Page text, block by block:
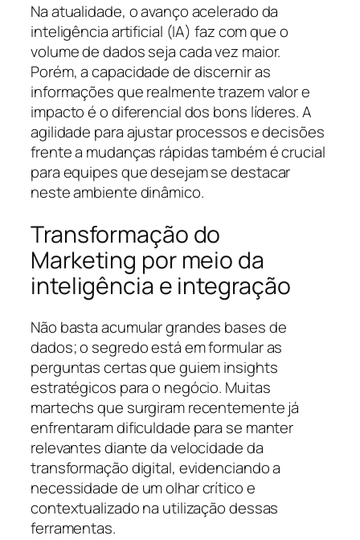
Na atualidade, o avanço acelerado da
inteligência artificial (IA) faz com que o
volume de dados seja cada vez maior.
Porém, a capacidade de discernir as
informações que realmente trazem valor e
impacto é o diferencial dos bons líderes. A
agilidade para ajustar processos e decisões
frente a mudanças rápidas também é crucial
para equipes que desejam se destacar
neste ambiente dinâmico.
Transformação do
Marketing por meio da
inteligência e integração
Não basta acumular grandes bases de
dados; o segredo está em formular as
perguntas certas que guiem insights
estratégicos para o negócio. Muitas
martechs que surgiram recentemente já
enfrentaram dificuldade para se manter
relevantes diante da velocidade da
transformação digital, evidenciando a
necessidade de um olhar crítico e
contextualizado na utilização dessas
ferramentas.